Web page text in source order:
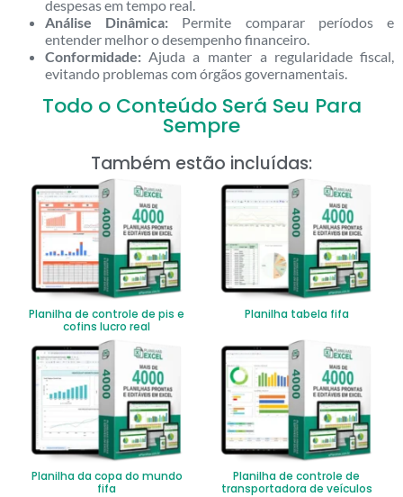
despesas em tempo real.
Análise Dinâmica: Permite comparar períodos e
entender melhor o desempenho financeiro.
Conformidade: Ajuda a manter a regularidade fiscal,
evitando problemas com órgãos governamentais.
Todo o Conteúdo Será Seu Para
Sempre
Também estão incluídas:
Planilha de controle de pis e
cofins lucro real
Planilha tabela fifa
Planilha da copa do mundo
fifa
Planilha de controle de
transportadora de veículos